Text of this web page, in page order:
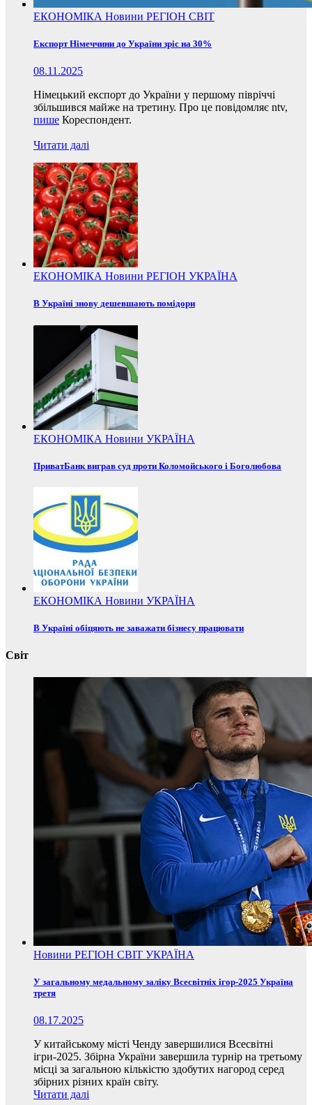
ЕКОНОМІКА Новини РЕГІОН СВІТ
Експорт Німеччини до України зріс на 30%
08.11.2025
Німецький експорт до України у першому півріччі
збільшився майже на третину. Про це повідомляє ntv,
пише Кореспондент.
Читати далі
ЕКОНОМІКА Новини РЕГІОН УКРАЇНА
В Україні знову дешевшають помідори
ЕКОНОМІКА Новини УКРАЇНА
ПриватБанк виграв суд проти Коломойського і Боголюбова
ЕКОНОМІКА Новини УКРАЇНА
В Україні обіцяють не заважати бізнесу працювати
Світ
Новини РЕГІОН СВІТ УКРАЇНА
У загальному медальному заліку Всесвітніх ігор-2025 Україна
третя
08.17.2025
У китайському місті Ченду завершилися Всесвітні
ігри-2025. Збірна України завершила турнір на третьому
місці за загальною кількістю здобутих нагород серед
збірних різних країн світу.
Читати далі